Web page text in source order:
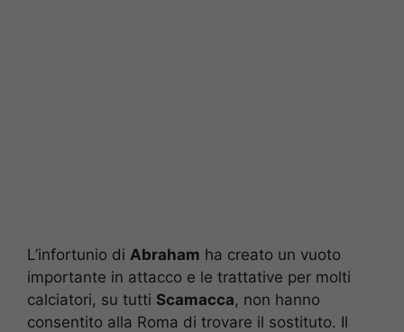
L’infortunio di Abraham ha creato un vuoto
importante in attacco e le trattative per molti
calciatori, su tutti Scamacca, non hanno
consentito alla Roma di trovare il sostituto. Il